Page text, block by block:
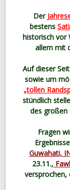
Der
bestens
historisch vor
allem mit
Auf dieser
sowie um
„tollen
stündlich
des großen
Fragen
Guwahati,
23.11.,
versprochen,